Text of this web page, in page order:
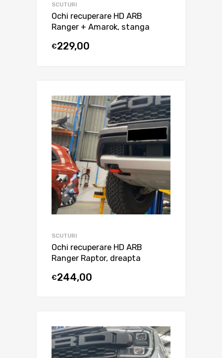
SCUTURI
Ochi recuperare HD ARB
Ranger + Amarok, stanga
€229,00
SCUTURI
Ochi recuperare HD ARB
Ranger Raptor, dreapta
€244,00